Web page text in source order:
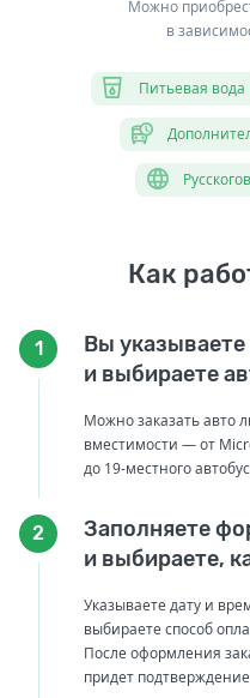
Можно
в
Питьевая вода
Как
1
Вы
и выбираете
Можно заказать авто
вместимости — от
до 19-местного
2
Заполняете
и выбираете,
Указываете дату и
выбираете способ
После оформления
придет